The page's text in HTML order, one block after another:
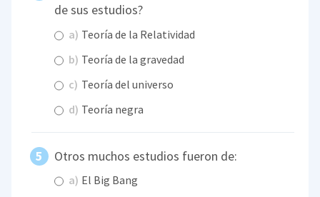
de sus estudios?
a) Teoría de la Relatividad
b) Teoría de la gravedad
c) Teoría del universo
d) Teoría negra
Otros muchos estudios fueron de:
a) El Big Bang